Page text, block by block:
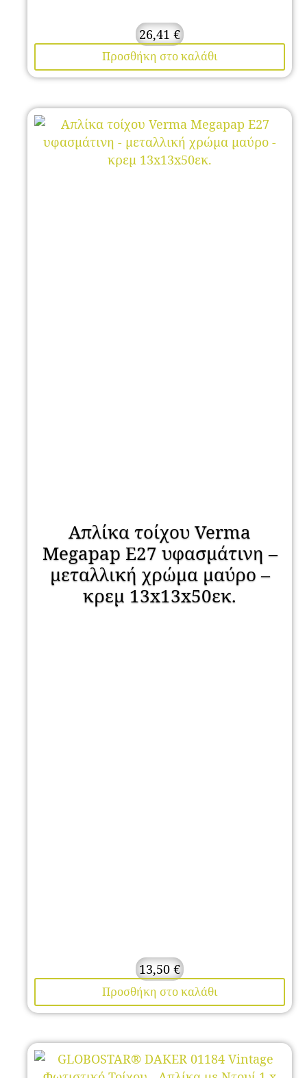
26,41 €
Προσθήκη στο καλάθι
Απλίκα τοίχου Verma
Megapap E27 υφασμάτινη –
μεταλλική χρώμα μαύρο –
κρεμ 13x13x50εκ.
13,50 €
Προσθήκη στο καλάθι